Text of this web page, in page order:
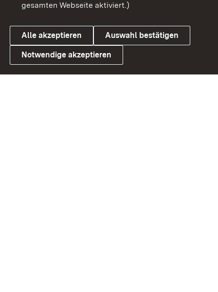
Link zum Landesportal
Datenschutz
Cookies
gesamten Webseite aktiviert.)
Alle akzeptieren Auswahl bestätigen
Notwendige akzeptieren